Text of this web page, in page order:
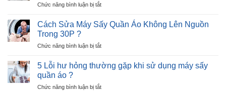
–
nhịp
Beko
Lỗi
Nguyên
và
Chức năng bình luận bị tắtở
Sửa
Tủ
Hitachi
12
Cực
Cách Sửa Máy Sấy Quần Áo Không Lên Nguồn
Trong 30P ?
Chức năng bình luận bị tắtở
Sửa
Quần
5 Lỗi hư hỏng thường gặp khi sử dụng máy sấy
quần áo ?
Chức năng bình luận bị tắtở